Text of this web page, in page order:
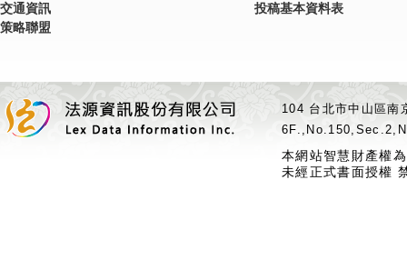
交通資訊
策略聯盟
投稿基本資料表
104 台北市中山區
本網站智慧財產權
未經正式書面授權